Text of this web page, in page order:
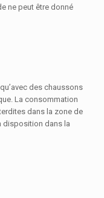
ne peut être donné
des chaussons
La consommation
dans la zone de
disposition dans la